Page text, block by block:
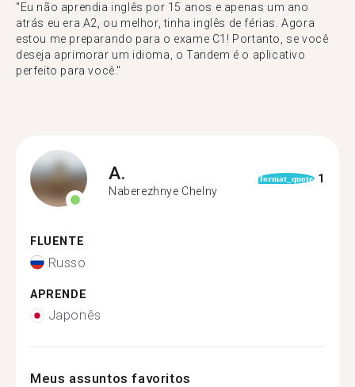
"Eu não aprendia inglês por 15 anos e apenas um ano
atrás eu era A2, ou melhor, tinha inglês de férias. Agora
estou me preparando para o exame C1! Portanto, se você
deseja aprimorar um idioma, o Tandem é o aplicativo
perfeito para você."
A.
Naberezhnye Chelny
format_quote 1
FLUENTE
Russo
APRENDE
Japonês
Meus assuntos favoritos